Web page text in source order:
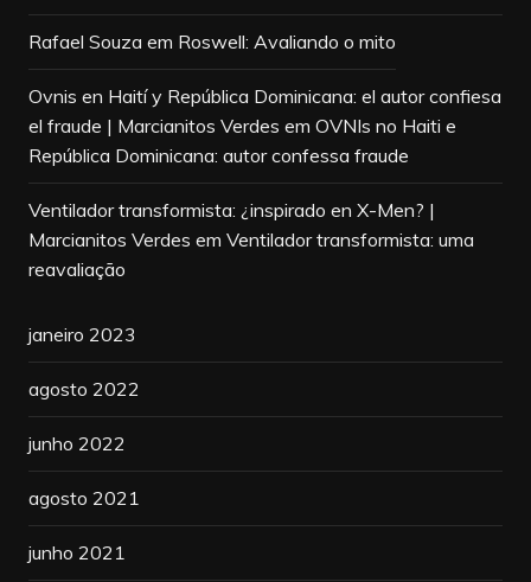
Rafael Souza em Roswell: Avaliando o mito
Ovnis en Haití y República Dominicana: el autor confiesa
el fraude | Marcianitos Verdes em OVNIs no Haiti e
República Dominicana: autor confessa fraude
Ventilador transformista: ¿inspirado en X-Men? |
Marcianitos Verdes em Ventilador transformista: uma
reavaliação
janeiro 2023
agosto 2022
junho 2022
agosto 2021
junho 2021